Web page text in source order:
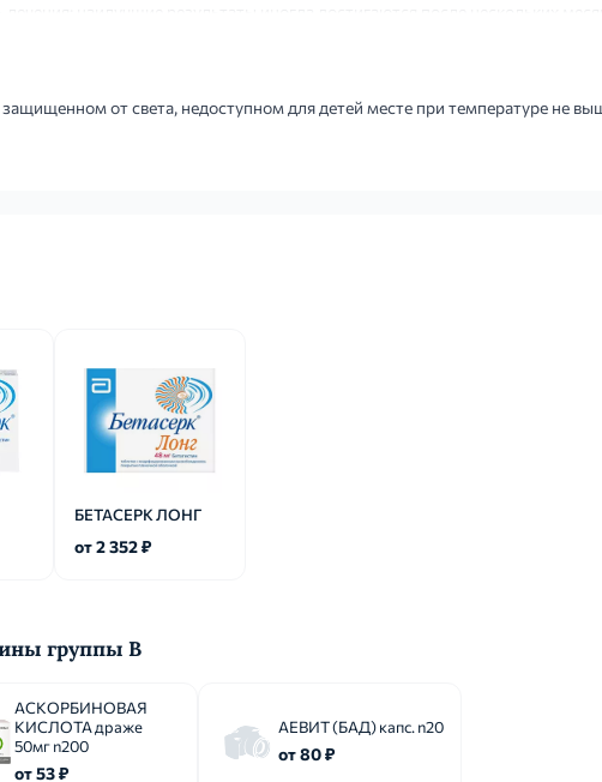
лечения; наилучшие результаты иногда достигаются после нескольких
от света, недоступном для детей месте при температуре не
БЕТАСЕРК ЛОНГ
от 2 352 ₽
группы B
АСКОРБИНОВАЯ
КИСЛОТА драже
50мг n200
от 53 ₽
АЕВИТ (БАД) капс. n20
от 80 ₽